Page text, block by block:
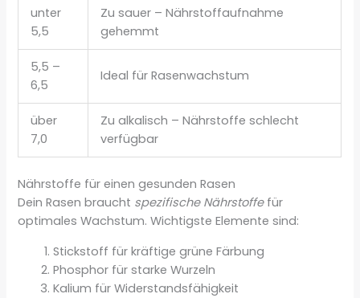
unter
5,5
Zu sauer – Nährstoffaufnahme
gehemmt
5,5 –
6,5
Ideal für Rasenwachstum
über
7,0
Zu alkalisch – Nährstoffe schlecht
verfügbar
Nährstoffe für einen gesunden Rasen
Dein Rasen braucht spezifische Nährstoffefür
optimales Wachstum. Wichtigste Elemente sind:
Stickstoff für kräftige grüne Färbung
Phosphor für starke Wurzeln
Kalium für Widerstandsfähigkeit